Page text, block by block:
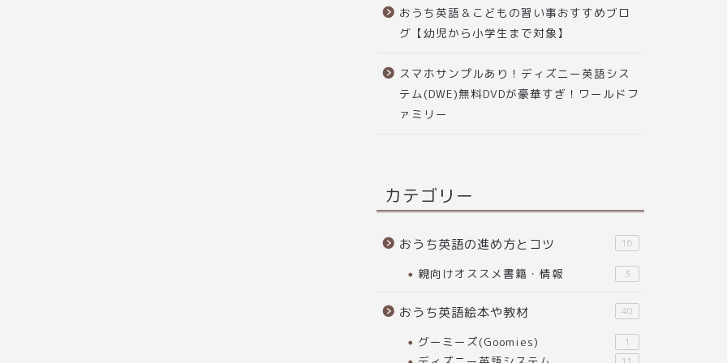
おうち英語＆こどもの習い事おすすめブロ
グ【幼児から小学生まで対象】
スマホサンプルあり！ディズニー英語シス
テム(DWE)無料DVDが豪華すぎ！ワールドフ
ァミリー
カテゴリー
おうち英語の進め方とコツ 16
親向けオススメ書籍・情報 3
おうち英語絵本や教材 40
グーミーズ(Goomies) 1